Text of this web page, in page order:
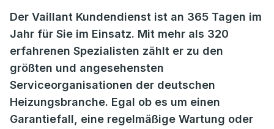
Der Vaillant Kundendienst ist an 365 Tagen im
Jahr für Sie im Einsatz. Mit mehr als 320
erfahrenen Spezialisten zählt er zu den
größten und angesehensten
Serviceorganisationen der deutschen
Heizungsbranche. Egal ob es um einen
Garantiefall, eine regelmäßige Wartung oder